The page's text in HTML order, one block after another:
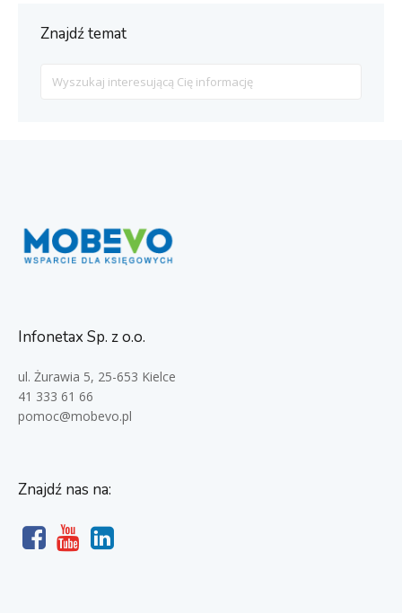
Znajdź temat
For
Infonetax Sp. z o.o.
ul. Żurawia 5, 25-653 Kielce
41 333 61 66
pomoc@mobevo.pl
Znajdź nas na: